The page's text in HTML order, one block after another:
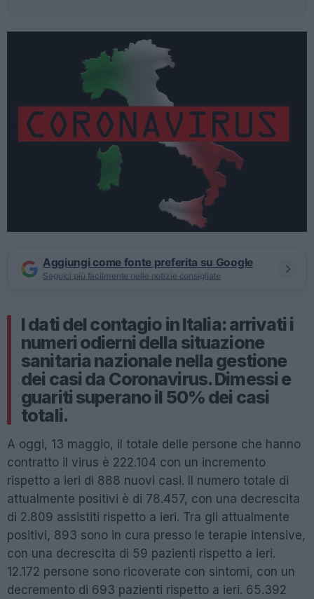
Aggiungi come fonte preferita su Google
Seguici più facilmente nelle notizie consigliate
I dati del contagio in Italia: arrivati i
numeri odierni della situazione
sanitaria nazionale nella gestione
dei casi da Coronavirus. Dimessi e
guariti superano il 50% dei casi
totali.
A oggi, 13 maggio, il totale delle persone che hanno
contratto il virus è 222.104 con un incremento
rispetto a ieri di 888 nuovi casi. Il numero totale di
attualmente positivi è di 78.457, con una decrescita
di 2.809 assistiti rispetto a ieri. Tra gli attualmente
positivi, 893 sono in cura presso le terapie intensive,
con una decrescita di 59 pazienti rispetto a ieri.
12.172 persone sono ricoverate con sintomi, con un
decremento di 693 pazienti rispetto a ieri. 65.392